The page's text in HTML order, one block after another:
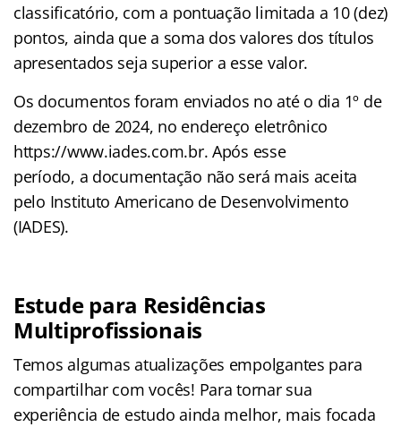
classificatório, com a pontuação limitada a 10 (dez)
pontos, ainda que a soma dos valores dos títulos
apresentados seja superior a esse valor.
Os documentos foram enviados no até o dia 1º de
dezembro de 2024, no endereço eletrônico
https://www.iades.com.br. Após esse
período, a documentação não será mais aceita
pelo Instituto Americano de Desenvolvimento
(IADES).
Estude para Residências
Multiprofissionais
Temos algumas atualizações empolgantes para
compartilhar com vocês! Para tornar sua
experiência de estudo ainda melhor, mais focada